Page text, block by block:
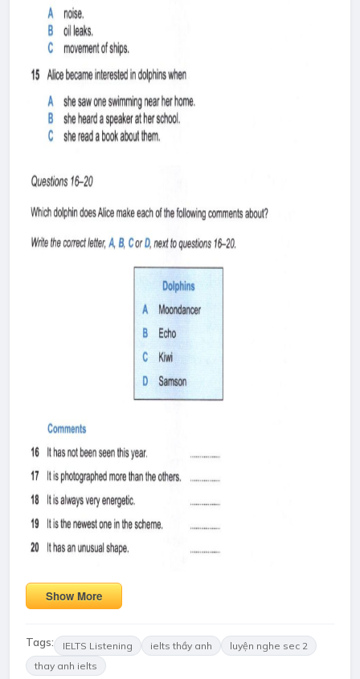
Show More
Tags: IELTS Listening ielts thầy anh
luyện nghe sec 2
thay anh ielts